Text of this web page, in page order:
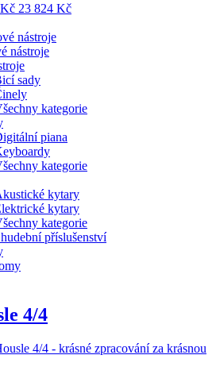
23 824 Kč
nástroje
nástroje
sady
kategorie
piana
kategorie
kytary
kytary
kategorie
příslušenství
4/4
4/4 - krásné zpracování za krásnou